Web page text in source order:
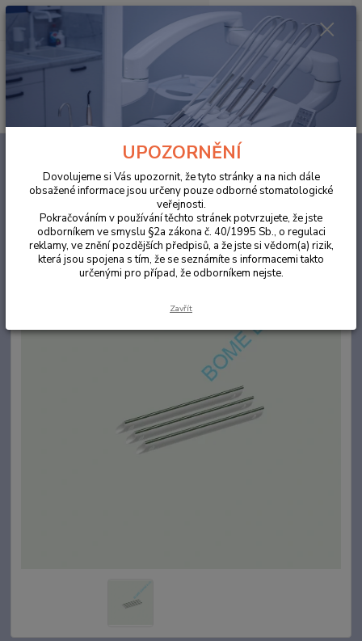
Hledat
za 0,00 Kč
Savky HYGOVAC VENT GREEN V25VG
Savky HYGOVAC VENT GREEN
V25VG
UPOZORNĚNÍ
Dovolujeme si Vás upozornit, že tyto stránky a na nich dále
obsažené informace jsou určeny pouze odborné stomatologické
veřejnosti.
Pokračováním v používání těchto stránek potvrzujete, že jste
odborníkem ve smyslu §2a zákona č. 40/1995 Sb., o regulaci
reklamy, ve znění pozdějších předpisů, a že jste si vědom(a) rizik,
která jsou spojena s tím, že se seznámíte s informacemi takto
určenými pro případ, že odborníkem nejste.
Zavřít